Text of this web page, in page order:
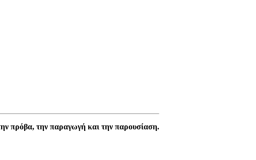
πρόβα, την παραγωγή και την παρουσίαση.